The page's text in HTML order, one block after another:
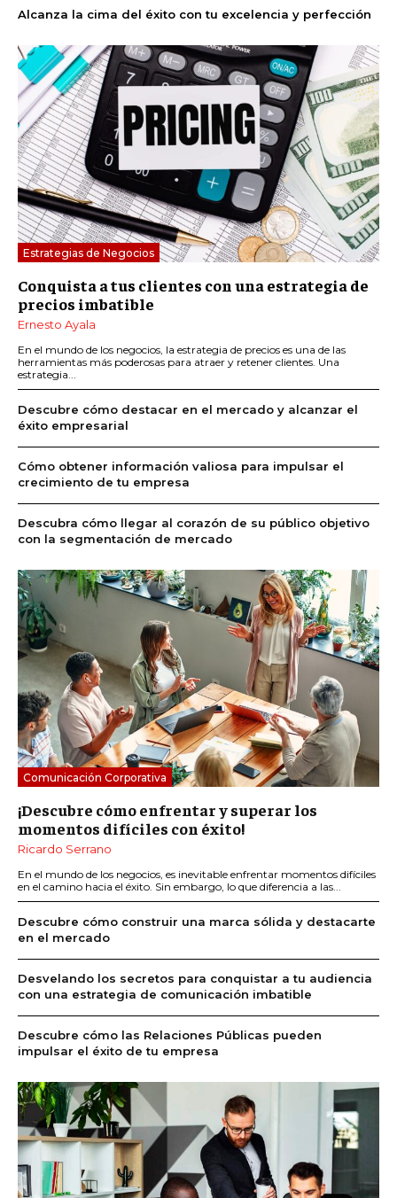
Alcanza la cima del éxito con tu excelencia y perfección
Estrategias de Negocios
Conquista a tus clientes con una estrategia de
precios imbatible
Ernesto Ayala
En el mundo de los negocios, la estrategia de precios es una de las
herramientas más poderosas para atraer y retener clientes. Una
estrategia...
Descubre cómo destacar en el mercado y alcanzar el
éxito empresarial
Cómo obtener información valiosa para impulsar el
crecimiento de tu empresa
Descubra cómo llegar al corazón de su público objetivo
con la segmentación de mercado
Comunicación Corporativa
¡Descubre cómo enfrentar y superar los
momentos difíciles con éxito!
Ricardo Serrano
En el mundo de los negocios, es inevitable enfrentar momentos difíciles
en el camino hacia el éxito. Sin embargo, lo que diferencia a las...
Descubre cómo construir una marca sólida y destacarte
en el mercado
Desvelando los secretos para conquistar a tu audiencia
con una estrategia de comunicación imbatible
Descubre cómo las Relaciones Públicas pueden
impulsar el éxito de tu empresa